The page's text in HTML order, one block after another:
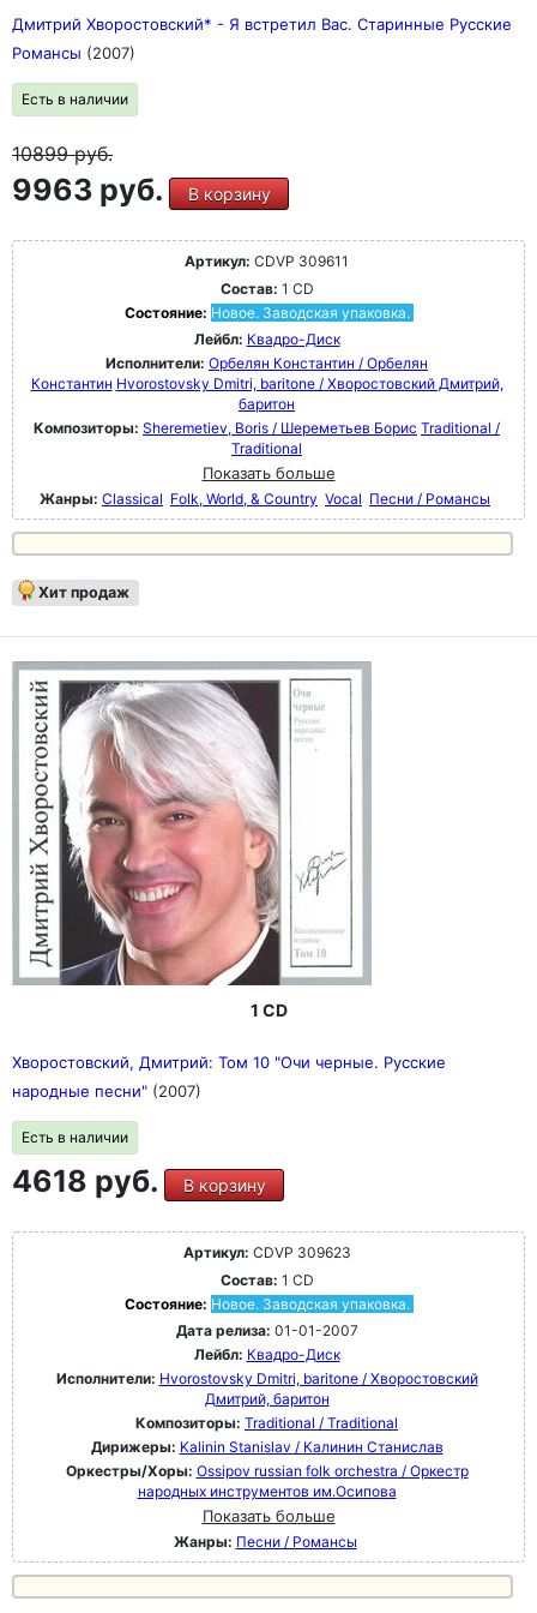
Дмитрий Хворостовский* - Я встретил Вас. Старинные Русские
Романсы (2007)
Есть в наличии
10899руб.
9963 руб. В корзину
Артикул: CDVP 309611
Состав: 1 CD
Состояние: Новое. Заводская упаковка.
Лейбл: Квадро-Диск
Исполнители: Орбелян Константин / Орбелян
Константин Hvorostovsky Dmitri, baritone / Хворостовский Дмитрий,
баритон
Композиторы: Sheremetiev, Boris / Шереметьев Борис Traditional /
Traditional
Показать больше
Жанры: Classical Folk, World, & Country Vocal Песни / Романсы
Хит продаж
1 CD
Хворостовский, Дмитрий: Том 10 "Очи черные. Русские
народные песни" (2007)
Есть в наличии
4618 руб. В корзину
Артикул: CDVP 309623
Состав: 1 CD
Состояние: Новое. Заводская упаковка.
Дата релиза: 01-01-2007
Лейбл: Квадро-Диск
Исполнители: Hvorostovsky Dmitri, baritone / Хворостовский
Дмитрий, баритон
Композиторы: Traditional / Traditional
Дирижеры: Kalinin Stanislav / Калинин Станислав
Оркестры/Хоры: Ossipov russian folk orchestra / Оркестр
народных инструментов им.Осипова
Показать больше
Жанры: Песни / Романсы